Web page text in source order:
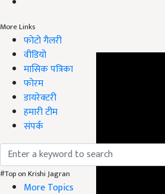
More Links
फोटो गैलरी
वीडियो
मासिक पत्रिका
फोरम
डायरेक्टरी
हमारी टीम
संपर्क
#Top on Krishi Jagran
More Topics